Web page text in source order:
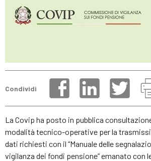
Condividi
La Covip ha posto in pubblica
modalità tecnico-operative per la
dati richiesti con il “Manuale delle
vigilanza dei fondi pensione” emanato con